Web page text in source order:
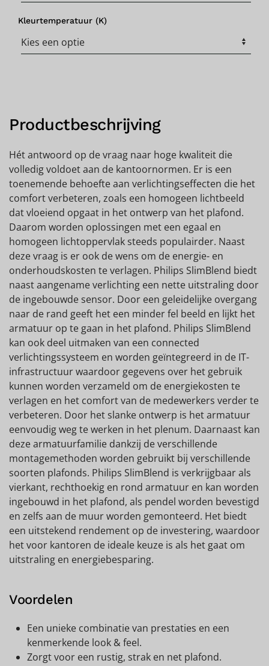
Kleurtemperatuur (K)
Productbeschrijving
Hét antwoord op de vraag naar hoge kwaliteit die
volledig voldoet aan de kantoornormen. Er is een
toenemende behoefte aan verlichtingseffecten die het
comfort verbeteren, zoals een homogeen lichtbeeld
dat vloeiend opgaat in het ontwerp van het plafond.
Daarom worden oplossingen met een egaal en
homogeen lichtoppervlak steeds populairder. Naast
deze vraag is er ook de wens om de energie- en
onderhoudskosten te verlagen. Philips SlimBlend biedt
naast aangename verlichting een nette uitstraling door
de ingebouwde sensor. Door een geleidelijke overgang
naar de rand geeft het een minder fel beeld en lijkt het
armatuur op te gaan in het plafond. Philips SlimBlend
kan ook deel uitmaken van een connected
verlichtingssysteem en worden geïntegreerd in de IT-
infrastructuur waardoor gegevens over het gebruik
kunnen worden verzameld om de energiekosten te
verlagen en het comfort van de medewerkers verder te
verbeteren. Door het slanke ontwerp is het armatuur
eenvoudig weg te werken in het plenum. Daarnaast kan
deze armatuurfamilie dankzij de verschillende
montagemethoden worden gebruikt bij verschillende
soorten plafonds. Philips SlimBlend is verkrijgbaar als
vierkant, rechthoekig en rond armatuur en kan worden
ingebouwd in het plafond, als pendel worden bevestigd
en zelfs aan de muur worden gemonteerd. Het biedt
een uitstekend rendement op de investering, waardoor
het voor kantoren de ideale keuze is als het gaat om
uitstraling en energiebesparing.
Voordelen
Een unieke combinatie van prestaties en een
kenmerkende look & feel.
Zorgt voor een rustig, strak en net plafond.